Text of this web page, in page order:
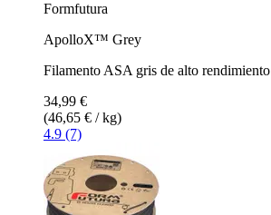
Formfutura
ApolloX™ Grey
Filamento ASA gris de alto rendimiento
34,99 €
(46,65 € / kg)
4.9 (7)